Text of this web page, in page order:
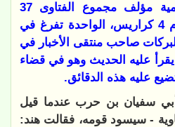
- وشيخ الإسلام ابن تيمية مؤلف مجموع الفتاوى 37
مجلدًا، كان يكتب كل يوم 4 كراريس، الواحدة تفرغ في
صاحب منتقى الأخبار في
يقرأ عليه الحديث وهو في قضاء
عليه هذه الدقائق.
سفيان بن حرب عندما قيل
- سيسود قومه، فقالت هند: